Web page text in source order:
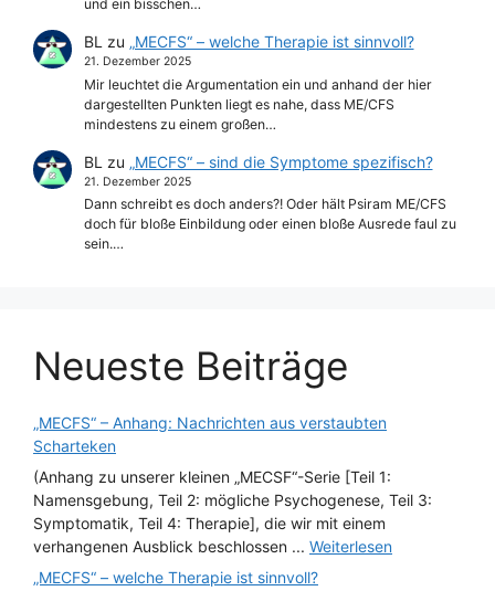
und ein bisschen…
BL zu „MECFS“ – welche Therapie ist sinnvoll?
21. Dezember 2025
Mir leuchtet die Argumentation ein und anhand der hier
dargestellten Punkten liegt es nahe, dass ME/CFS
mindestens zu einem großen…
BL zu „MECFS“ – sind die Symptome spezifisch?
21. Dezember 2025
Dann schreibt es doch anders?! Oder hält Psiram ME/CFS
doch für bloße Einbildung oder einen bloße Ausrede faul zu
sein.…
Neueste Beiträge
„MECFS“ – Anhang: Nachrichten aus verstaubten
Scharteken
(Anhang zu unserer kleinen „MECSF“-Serie [Teil 1:
Namensgebung, Teil 2: mögliche Psychogenese, Teil 3:
Symptomatik, Teil 4: Therapie], die wir mit einem
verhangenen Ausblick beschlossen ... Weiterlesen
„MECFS“ – welche Therapie ist sinnvoll?